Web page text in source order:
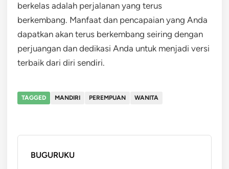
berkelas adalah perjalanan yang terus
berkembang. Manfaat dan pencapaian yang Anda
dapatkan akan terus berkembang seiring dengan
perjuangan dan dedikasi Anda untuk menjadi versi
terbaik dari diri sendiri.
TAGGED MANDIRI PEREMPUAN WANITA
BUGURUKU